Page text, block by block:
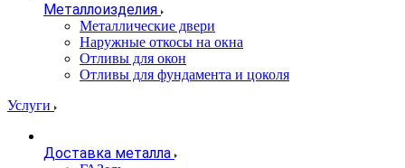
Металлоизделия
Металлические двери
Наружные откосы на окна
Отливы для окон
Отливы для фундамента и цоколя
Услуги
Доставка металла